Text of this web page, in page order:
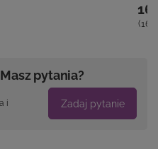
pytania?
i
Zadaj pytanie